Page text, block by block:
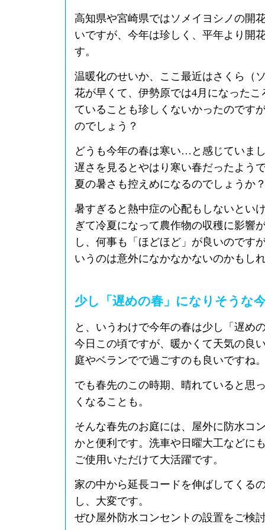
高知県や宮崎県ではソメイヨシノの開
いですが、今年は珍しく、平年より開
す。
温暖化のせいか、ここ最近はさくら（
花が早くて、伊勢原では4月になった
ていることも珍しくないかったのです
のでしょう？
どうも今年の春は寒い…と感じていま
遅さを見るとやはり寒い春だったよう
夏の暑さも控えめになるのでしょうか
暑すぎると熱中症の心配もしないとい
ぎて冷夏になって農作物の収穫に影響
し、何事も「ほどほど」が良いのです
いうのは意外になかなかないのかもし
少し「遅めの春」になりそうな
と、いうわけで今年の春は少し「遅め
今日この頃ですが、暖かくて天気の良
庭やベランでで過ごすのも良いですね
でも春先のこの時期、晴れていると思
くなることも。
そんな春先のお庭には、屋外に防水コ
かと便利です。洗車や日曜大工などに
ご使用いただけて大活躍です。
家の中から延長コードを伸ばしてくる
し、大変です。
ぜひ屋外防水コンセントの設置をご検